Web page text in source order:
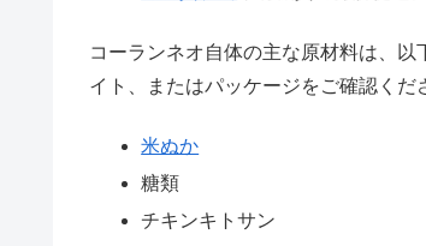
コーランネオ自体の主な原材料は、
イト、またはパッケージをご確認くだ
米ぬか
糖類
チキンキトサン